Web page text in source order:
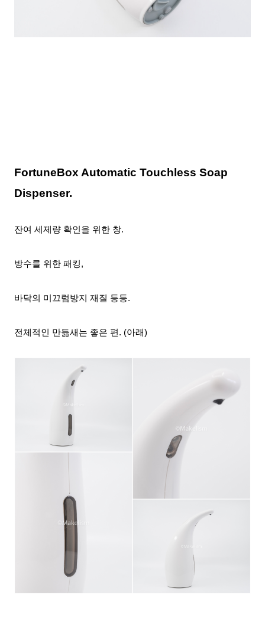
FortuneBox Automatic Touchless Soap
Dispenser.
잔여 세제량 확인을 위한 창.
방수를 위한 패킹,
바닥의 미끄럼방지 재질 등등.
전체적인 만듦새는 좋은 편. (아래)